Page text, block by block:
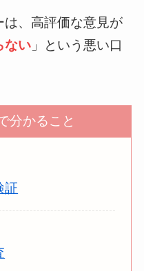
、高評価な意見が
ない」という悪い口
分かること
証